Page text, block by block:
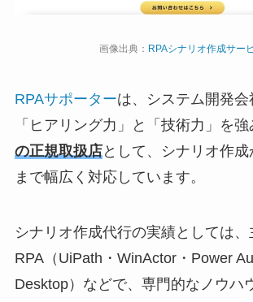
画像出典： RPAシナリオ作成サー
RPAサポーターは、システム開発
「ヒアリング力」と「技術力」を強
の正規取扱店として、シナリオ作
まで幅広く対応しています。
シナリオ作成代行の実績としては、
RPA（UiPath・WinActor・Power
Desktop）などで、専門的なノウハ